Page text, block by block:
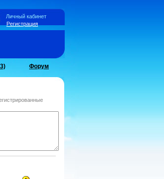
Регистрация
Личный кабинет
Форум